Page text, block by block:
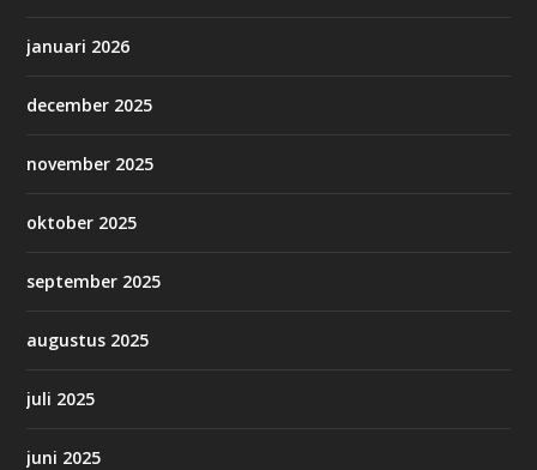
januari 2026
december 2025
november 2025
oktober 2025
september 2025
augustus 2025
juli 2025
juni 2025